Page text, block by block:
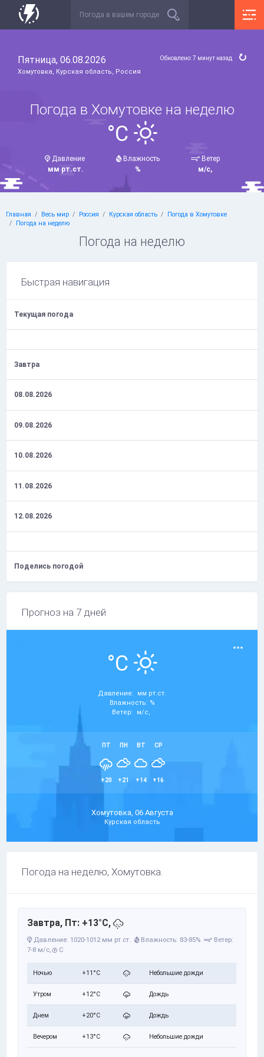
Пятница, 06.08.2026
Хомутовка, Курская область, Россия
Обновлено: 7 минут назад
Погода в Хомутовке на неделю
°C
Давление
мм рт.ст.
Влажность
%
Ветер
м/с,
Главная Весь мир Россия Курская область
Погода в Хомутовке
Погода на неделю
Погода на неделю
Быстрая навигация
Текущая погода
Завтра
08.08.2026
09.08.2026
10.08.2026
11.08.2026
12.08.2026
Поделись погодой
Прогноз на 7 дней
°C
Давление: мм рт.ст.
Влажность: %
Ветер: м/с,
ПТ
+20
ПН
+21
ВТ
+14
СР
+16
Хомутовка, 06 Августа
Курская область
Погода на неделю, Хомутовка.
Завтра, Пт: +13°C,
Давление: 1020-1012 мм рт.ст. Влажность: 83-85%
Ветер:
7-8 м/с,
С
Ночью +11°C Небольшие дожди
Утром +12°C Дождь
Днем +20°C Дождь
Вечером +13°C Небольшие дожди